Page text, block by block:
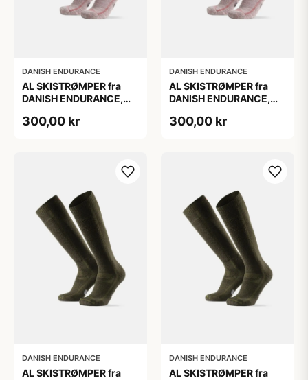
DANISH ENDURANCE
AL SKISTRØMPER fra
DANISH ENDURANCE,
300,00 kr
DANISH ENDURANCE
AL SKISTRØMPER fra
DANISH ENDURANCE,
300,00 kr
DANISH ENDURANCE
AL SKISTRØMPER fra
DANISH ENDURANCE
AL SKISTRØMPER fra